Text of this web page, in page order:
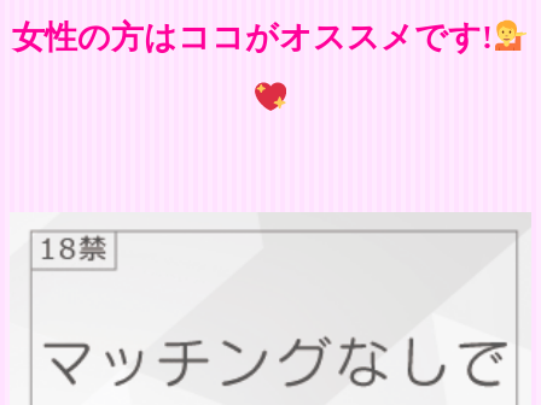
女性の方はココがオススメです!